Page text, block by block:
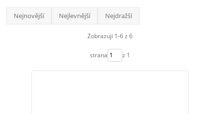
Nejnovější Nejlevnější Nejdražší
Zobrazuji 1-6 z 6
strana z 1